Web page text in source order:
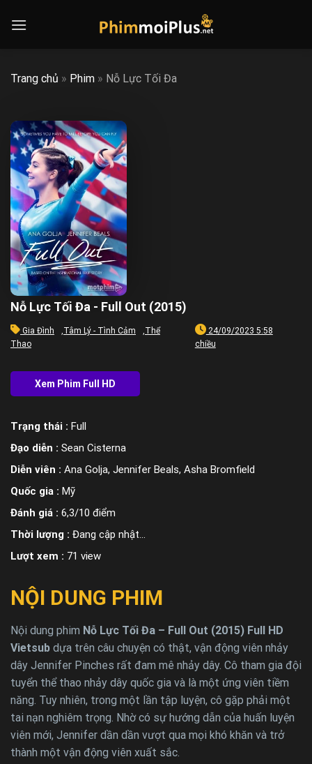
Trang chủ » Phim » Nỗ Lực Tối Đa
Nỗ Lực Tối Đa - Full Out (2015)
Gia Đình ,Tâm Lý - Tình Cảm ,Thể
Thao
24/09/2023 5:58
chiều
Trạng thái : Full
Đạo diễn : Sean Cisterna
Diễn viên : Ana Golja, Jennifer Beals, Asha Bromfield
Quốc gia : Mỹ
Đánh giá : 6,3/10 điểm
Thời lượng : Đang cập nhật…
Lượt xem : 71 view
NỘI DUNG PHIM
Nội dung phim Nỗ Lực Tối Đa – Full Out (2015) Full HD
Vietsub dựa trên câu chuyện có thật, vận động viên nhảy
dây Jennifer Pinches rất đam mê nhảy dây. Cô tham gia đội
tuyển thể thao nhảy dây quốc gia và là một ứng viên tiềm
năng. Tuy nhiên, trong một lần tập luyện, cô gặp phải một
tai nạn nghiêm trọng. Nhờ có sự hướng dẫn của huấn luyện
viên mới, Jennifer dần dần vượt qua mọi khó khăn và trở
thành một vận động viên xuất sắc.